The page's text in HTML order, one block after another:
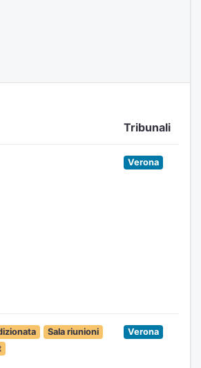
Tribunali
Verona
Sala riunioni
Verona